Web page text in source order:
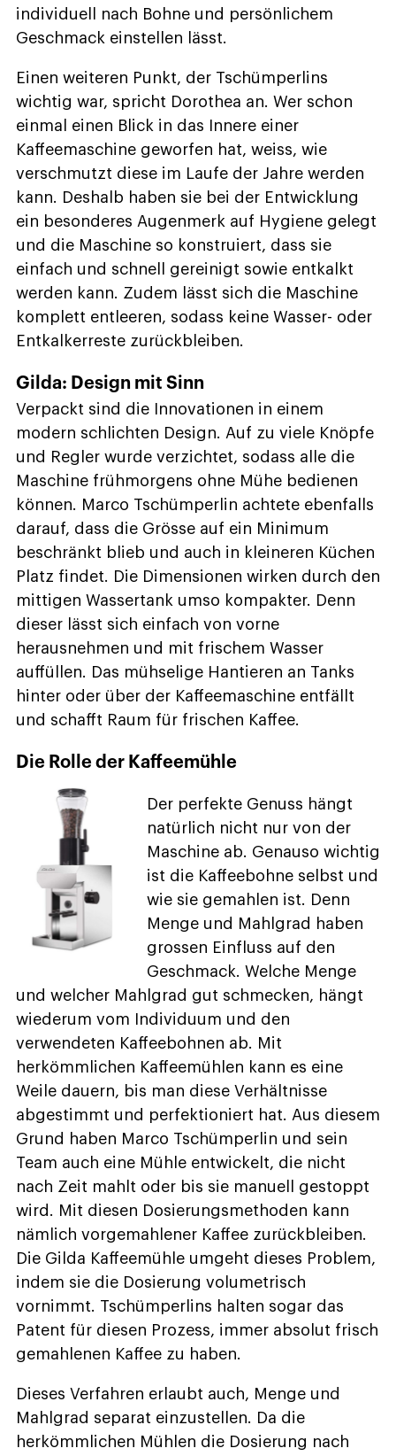
individuell nach Bohne und persönlichem
Geschmack einstellen lässt.
Einen weiteren Punkt, der Tschümperlins
wichtig war, spricht Dorothea an. Wer schon
einmal einen Blick in das Innere einer
Kaffeemaschine geworfen hat, weiss, wie
verschmutzt diese im Laufe der Jahre werden
kann. Deshalb haben sie bei der Entwicklung
ein besonderes Augenmerk auf Hygiene gelegt
und die Maschine so konstruiert, dass sie
einfach und schnell gereinigt sowie entkalkt
werden kann. Zudem lässt sich die Maschine
komplett entleeren, sodass keine Wasser- oder
Entkalkerreste zurückbleiben.
Gilda: Design mit Sinn
Verpackt sind die Innovationen in einem
modern schlichten Design. Auf zu viele Knöpfe
und Regler wurde verzichtet, sodass alle die
Maschine frühmorgens ohne Mühe bedienen
können. Marco Tschümperlin achtete ebenfalls
darauf, dass die Grösse auf ein Minimum
beschränkt blieb und auch in kleineren Küchen
Platz findet. Die Dimensionen wirken durch den
mittigen Wassertank umso kompakter. Denn
dieser lässt sich einfach von vorne
herausnehmen und mit frischem Wasser
auffüllen. Das mühselige Hantieren an Tanks
hinter oder über der Kaffeemaschine entfällt
und schafft Raum für frischen Kaffee.
Die Rolle der Kaffeemühle
Der perfekte Genuss hängt
natürlich nicht nur von der
Maschine ab. Genauso wichtig
ist die Kaffeebohne selbst und
wie sie gemahlen ist. Denn
Menge und Mahlgrad haben
grossen Einfluss auf den
Geschmack. Welche Menge
und welcher Mahlgrad gut schmecken, hängt
wiederum vom Individuum und den
verwendeten Kaffeebohnen ab. Mit
herkömmlichen Kaffeemühlen kann es eine
Weile dauern, bis man diese Verhältnisse
abgestimmt und perfektioniert hat. Aus diesem
Grund haben Marco Tschümperlin und sein
Team auch eine Mühle entwickelt, die nicht
nach Zeit mahlt oder bis sie manuell gestoppt
wird. Mit diesen Dosierungsmethoden kann
nämlich vorgemahlener Kaffee zurückbleiben.
Die Gilda Kaffeemühle umgeht dieses Problem,
indem sie die Dosierung volumetrisch
vornimmt. Tschümperlins halten sogar das
Patent für diesen Prozess, immer absolut frisch
gemahlenen Kaffee zu haben.
Dieses Verfahren erlaubt auch, Menge und
Mahlgrad separat einzustellen. Da die
herkömmlichen Mühlen die Dosierung nach